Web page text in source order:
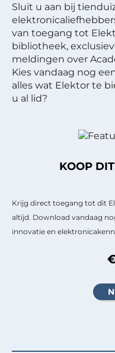
Sluit u aan bij
van toegang tot
bibliotheek,
meldingen over
Kies vandaag nog
alles wat Elektor te
u al lid?
KOOP
Krijg direct toegang tot dit
altijd. Download vandaag
innovatie en